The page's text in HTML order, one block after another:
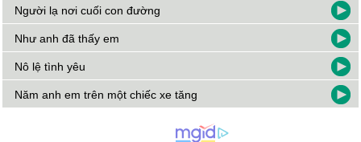
Người lạ nơi cuối con đường
Như anh đã thấy em
Nô lệ tình yêu
Năm anh em trên một chiếc xe tăng